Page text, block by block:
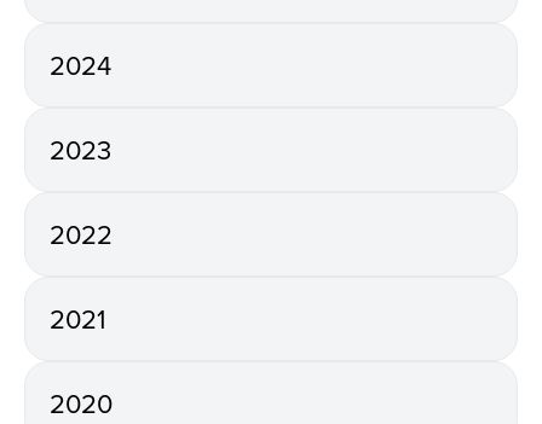
2024
2023
2022
2021
2020